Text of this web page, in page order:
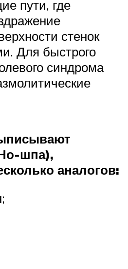
пути, где
стенок
Для быстрого
синдрома
шпа),
аналогов: